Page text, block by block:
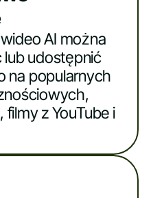
AI można
udostępnić
na popularnych
z YouTube i